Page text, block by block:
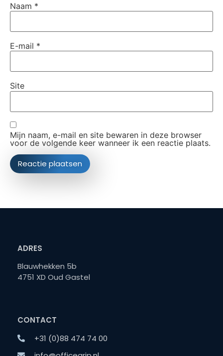
Naam *
E-mail *
Site
Mijn naam, e-mail en site bewaren in deze browser
voor de volgende keer wanneer ik een reactie plaats.
ADRES
Blauwhekken 5b
4751 XD Oud Gastel
CONTACT
+31 (0)88 474 74 00